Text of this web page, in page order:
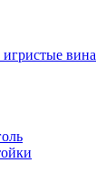
вина